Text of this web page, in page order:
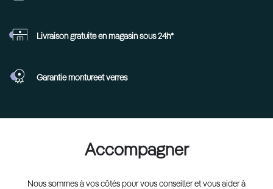
Livraison gratuite en magasin sous 24h*
Garantie montureet verres
Accompagner
Nous sommes à vos côtés pour vous conseiller et vous aider à